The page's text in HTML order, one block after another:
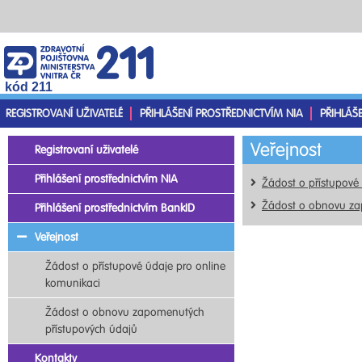
kód 211
REGISTROVANÍ UŽIVATELÉ
PŘIHLÁŠENÍ PROSTŘEDNICTVÍM NIA
Veřejnost
Žádost o
Žádost o obnovu
Registrovaní uživatelé
Přihlášení prostřednictvím NIA
Přihlášení prostřednictvím BankID
Veřejnost
Žádost o přístupové údaje pro online
komunikaci
Žádost o obnovu zapomenutých
přístupových údajů
Kontakty